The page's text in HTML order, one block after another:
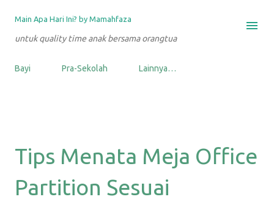
Langsung ke konten utama
Main Apa Hari Ini? by Mamahfaza
untuk quality time anak bersama orangtua
Bayi Pra-Sekolah Lainnya…
Tips Menata Meja Office
Partition Sesuai